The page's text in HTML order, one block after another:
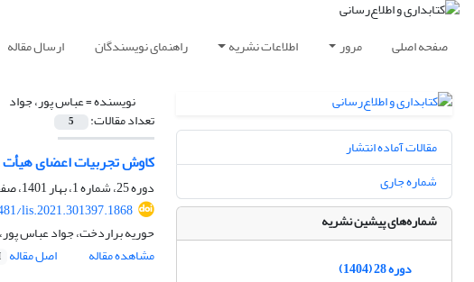
صفحه اصلی مرور اطلاعات نشریه راهنمای نویسندگان ارسال مقاله
نویسنده =عباس پور، جواد
تعداد مقالات: 5
کاوش تجربیات اعضای
دوره 25، شماره 1، بهار 1401، صفحه
lis.2021.301397.1868
حوریه براردخت، جواد عباس
مشاهده مقاله
اصل مقاله
مقالات آماده انتشار
شماره جاری
شماره‌های پیشین نشریه
دوره 28 (1404)